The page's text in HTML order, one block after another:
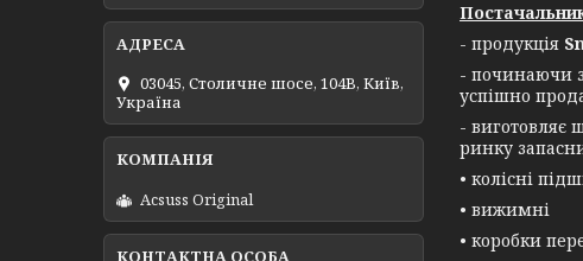
- продукція
- починаючи
успішно
- виготовляє
ринку
• колісні
• вижимні
• коробки
03045, Столичне шосе, 104B, Київ,
Україна
Acsuss Original